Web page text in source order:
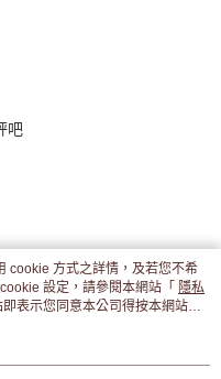
吧
cookie 方式之詳情，及若您不希
設定，請參閱本網站「 隱私
表示您同意本公司得按本網站使